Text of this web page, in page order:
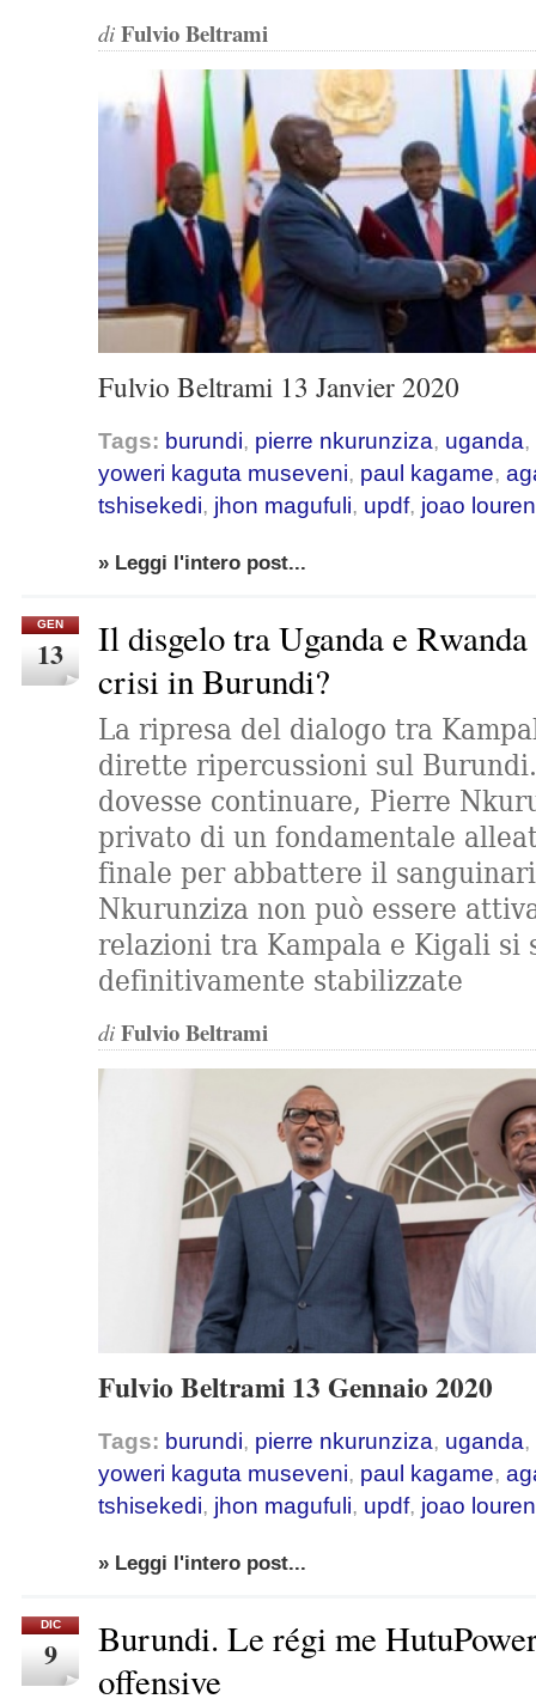
di Fulvio Beltrami
Fulvio Beltrami 13 Janvier 2020
Tags: burundi, pierre nkurunziza, uganda,
yoweri kaguta museveni, paul kagame,
tshisekedi, jhon magufuli, updf, joao
» Leggi l'intero post...
GEN
13
Il disgelo tra Uganda e
crisi in Burundi?
La ripresa del dialogo tra
dirette ripercussioni sul
dovesse continuare, Pierre
privato di un fondamentale
finale per abbattere il
Nkurunziza non può essere
relazioni tra Kampala e Kigali si
definitivamente stabilizzate
di Fulvio Beltrami
Fulvio Beltrami 13 Gennaio 2020
Tags: burundi, pierre nkurunziza, uganda,
yoweri kaguta museveni, paul kagame,
tshisekedi, jhon magufuli, updf, joao
» Leggi l'intero post...
DIC
9
Burundi. Le régi me
offensive